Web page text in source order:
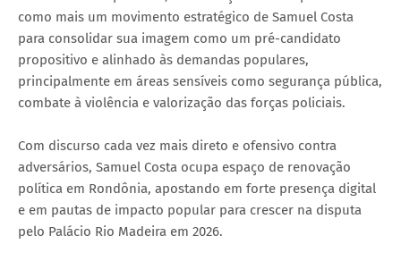
como mais um movimento estratégico de Samuel Costa
para consolidar sua imagem como um pré-candidato
propositivo e alinhado às demandas populares,
principalmente em áreas sensíveis como segurança pública,
combate à violência e valorização das forças policiais.
Com discurso cada vez mais direto e ofensivo contra
adversários, Samuel Costa ocupa espaço de renovação
política em Rondônia, apostando em forte presença digital
e em pautas de impacto popular para crescer na disputa
pelo Palácio Rio Madeira em 2026.